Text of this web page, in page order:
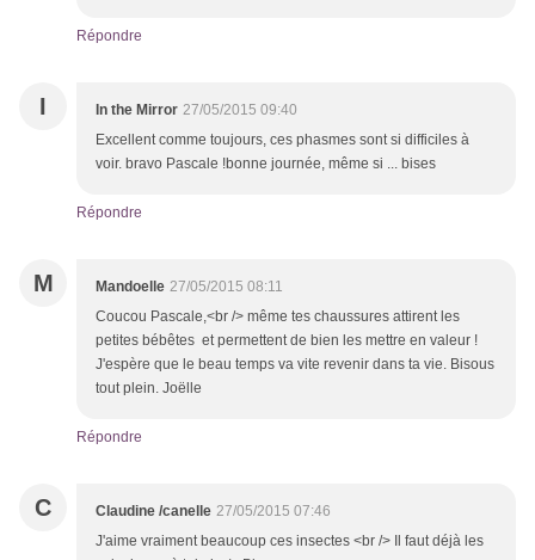
Répondre
I In the Mirror 27/05/2015 09:40
Excellent comme toujours, ces phasmes sont si difficiles à
voir. bravo Pascale !bonne journée, même si ... bises
Répondre
M Mandoelle 27/05/2015 08:11
Coucou Pascale,<br /> même tes chaussures attirent les
petites bébêtes et permettent de bien les mettre en valeur !
J'espère que le beau temps va vite revenir dans ta vie. Bisous
tout plein. Joëlle
Répondre
C Claudine /canelle 27/05/2015 07:46
J'aime vraiment beaucoup ces insectes <br /> Il faut déjà les